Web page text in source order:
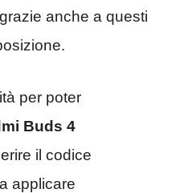
anche a questi
per poter
Buds 4
il codice
applicare